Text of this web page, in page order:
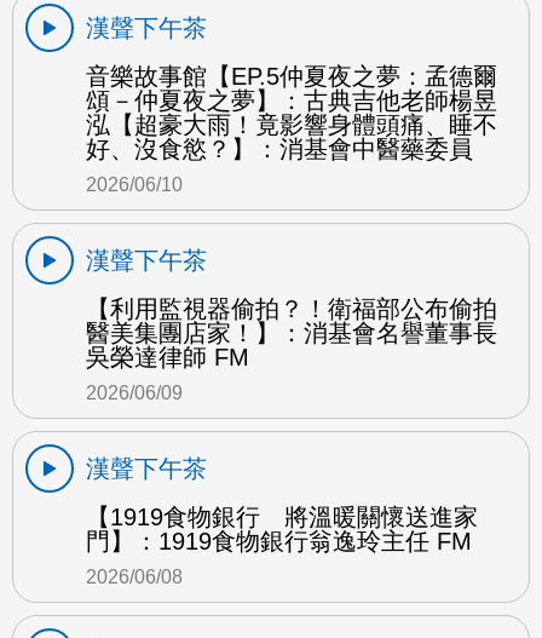
漢聲下午茶
音樂故事館【EP.5仲夏夜之夢：孟德爾
頌－仲夏夜之夢】：古典吉他老師楊昱
泓【超豪大雨！竟影響身體頭痛、睡不
好、沒食慾？】：消基會中醫藥委員
2026/06/10
漢聲下午茶
【利用監視器偷拍？！衛福部公布偷拍
醫美集團店家！】：消基會名譽董事長
吳榮達律師 FM
2026/06/09
漢聲下午茶
【1919食物銀行 將溫暖關懷送進家
門】：1919食物銀行翁逸玲主任 FM
2026/06/08